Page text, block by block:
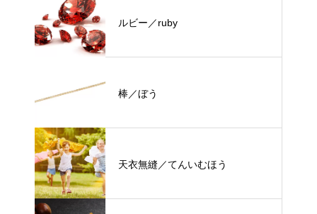
ルビー／ruby
棒／ぼう
天衣無縫／てんいむほう